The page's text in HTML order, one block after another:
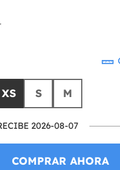
XS S M
2026-08-07
COMPRAR AHORA